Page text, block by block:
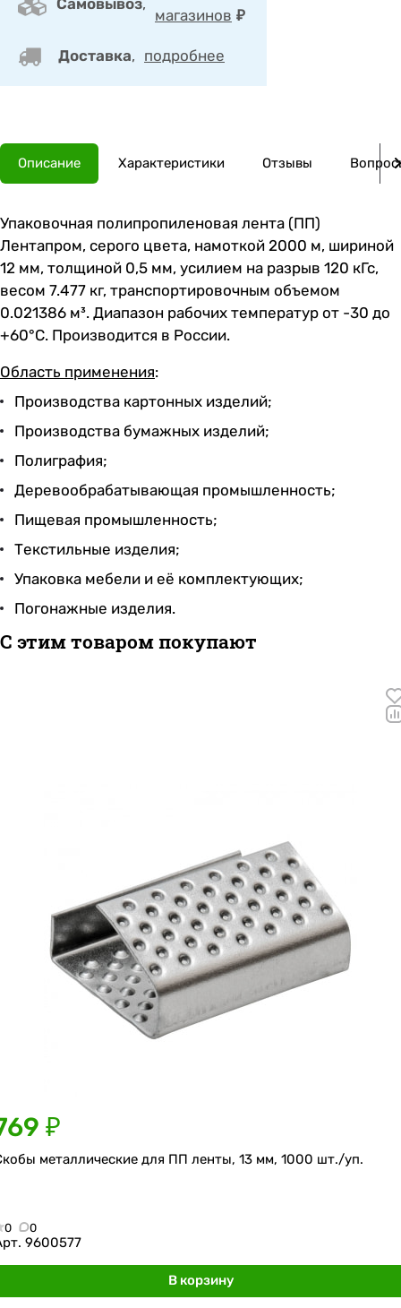
Самовывоз,
магазинов ₽
Доставка, подробнее
Описание Характеристики Отзывы
Упаковочная полипропиленовая лента (ПП)
Лентапром, серого цвета, намоткой 2000 м, шириной
12 мм, толщиной 0,5 мм, усилием на разрыв 120 кГс,
весом 7.477 кг, транспортировочным объемом
0.021386 м³. Диапазон рабочих температур от -30 до
+60°C. Производится в России.
Область применения:
Производства картонных изделий;
Производства бумажных изделий;
Полиграфия;
Деревообрабатывающая промышленность;
Пищевая промышленность;
Текстильные изделия;
Упаковка мебели и её комплектующих;
Погонажные изделия.
С этим товаром покупают
₽
металлические для ПП ленты, 13 мм, 1000 шт./уп.
0 0
9600577
В корзину